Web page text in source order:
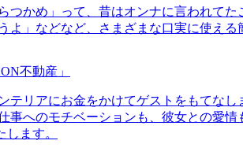
つかめ」って、昔はオンナに言われて
よ」などなど、さまざまな口実に使える
不動産」
テリアにお金をかけてゲストをもてな
事へのモチベーションも、彼女との愛
ます。